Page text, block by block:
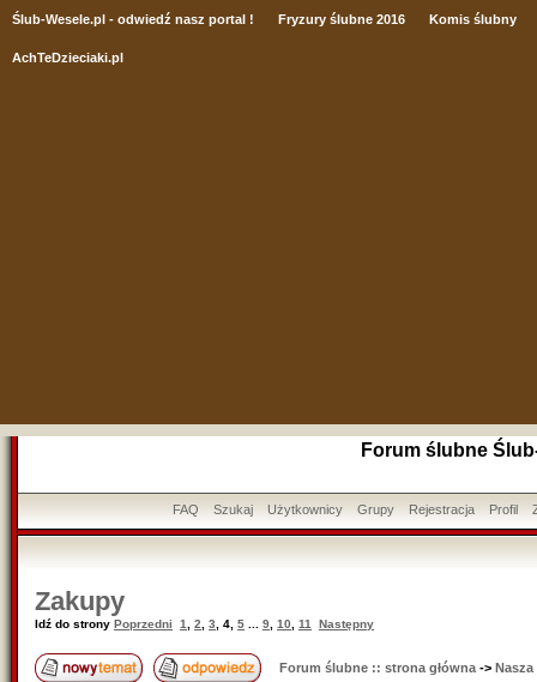
Ślub-Wesele.pl - odwiedź nasz portal ! Fryzury ślubne 2016 Komis ślubny
AchTeDzieciaki.pl
Forum ślubne
FAQ Szukaj Użytkownicy Grupy Rejestracja Profil
Zakupy
Idź do strony Poprzedni 1 2 3 4 5 9 10 11 Następny
Forum ślubne :: strona główna ->